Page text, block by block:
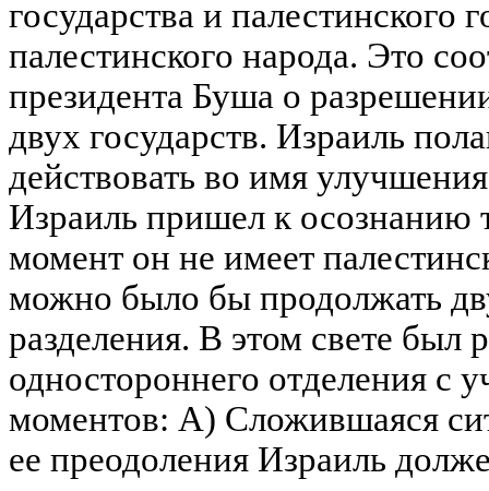
государства и палестинского
палестинского народа. Это
президента Буша о
двух государств. Израиль
действовать во имя
Израиль пришел к осознанию
момент он не имеет
можно было бы продолжать
разделения. В этом свете был
одностороннего отделения с
моментов: A) Сложившаяся
ее преодоления Израиль